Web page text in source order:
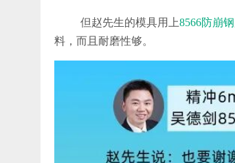
但赵先生的模具用上8566防崩钢
料，而且耐磨性够。